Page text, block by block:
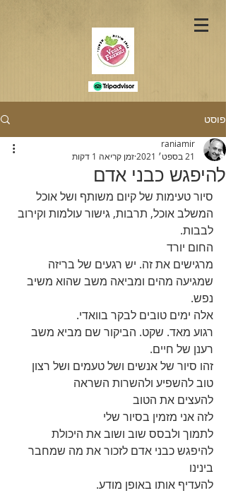
פוסט
להיפגש כבני אדם
raniamir
21 בספט׳ 2021
זמן קריאה 1 דקות
סיור טעימות של קיום משותף ושל אוכל
המשלב אוכל, תרבות, גישור עולמות וקירוב
לבבות.
החום יורד
מרגישים את זה. יש רגעים של בריזה
שמגיעה מהים ומביאה משב שהוא משיב
נפש.
אלה ימים טובים לבקר בוואדי.
רגוע מאד. שקט. הביקור שם מביא משב
רענן של חיים.
זהו סיור של אנשים ושל טעמים ושל רצון
טוב להשפיע ולהשרות השראה
להעצים את הטוב
לזה אני מזמין בסיור שלי
לתמוך ולבסס שוב ושוב את היכולת
להיפגש כבני אדם לזכור את מה שמחבר
בינינו
להעדיף אותו באופן מודע.